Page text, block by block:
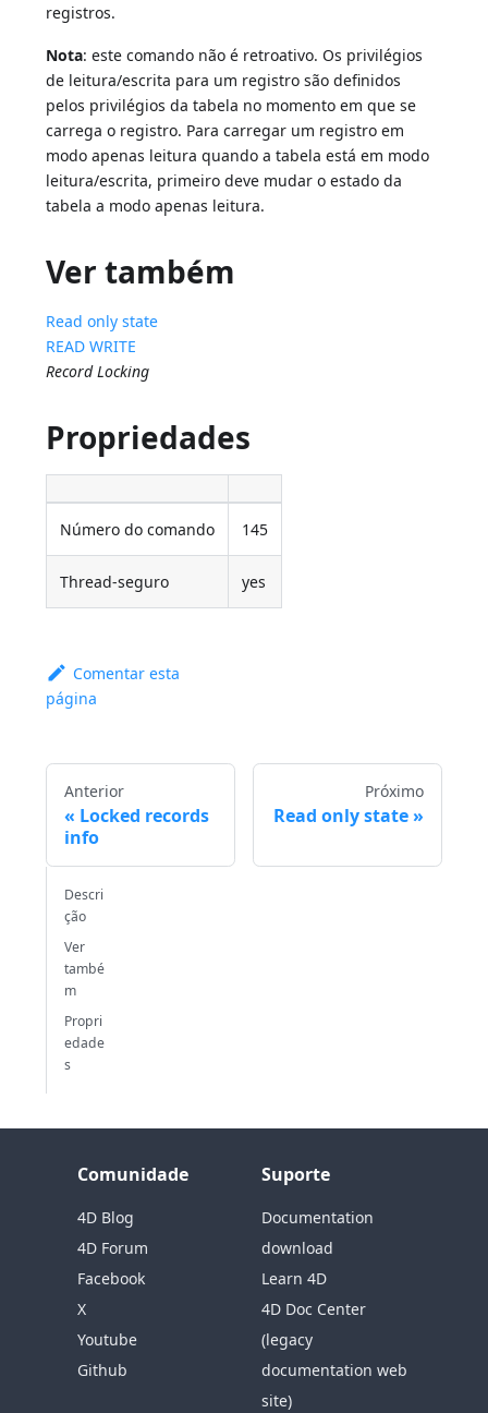
registros.
Nota: este comando não é retroativo. Os privilégios
de leitura/escrita para um registro são definidos
pelos privilégios da tabela no momento em que se
carrega o registro. Para carregar um registro em
modo apenas leitura quando a tabela está em modo
leitura/escrita, primeiro deve mudar o estado da
tabela a modo apenas leitura.
Ver também
Read only state
READ WRITE
Record Locking
Propriedades
Número do comando 145
Thread-seguro yes
Comentar esta
página
Anterior
Locked records
info
Próximo
Read only state
Descri
ção
Ver
també
m
Propri
edade
s
Comunidade
4D Blog
4D Forum
Facebook
X
Youtube
Github
Suporte
Documentation
download
Learn 4D
4D Doc Center
(legacy
documentation web
site)